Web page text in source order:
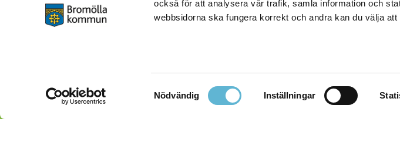
också för att analysera vår trafik, samla information och
webbsidorna ska fungera korrekt och andra kan du välja
Samtyckesval
Nödvändig Inställningar